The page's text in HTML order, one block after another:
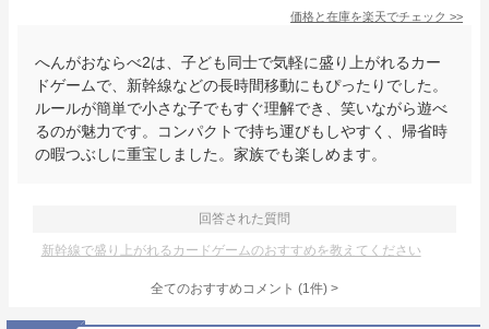
価格と在庫を楽天でチェック >>
へんがおならべ2は、子ども同士で気軽に盛り上がれるカー
ドゲームで、新幹線などの長時間移動にもぴったりでした。
ルールが簡単で小さな子でもすぐ理解でき、笑いながら遊べ
るのが魅力です。コンパクトで持ち運びもしやすく、帰省時
の暇つぶしに重宝しました。家族でも楽しめます。
回答された質問
新幹線で盛り上がれるカードゲームのおすすめを教えてください
全てのおすすめコメント (1件) >